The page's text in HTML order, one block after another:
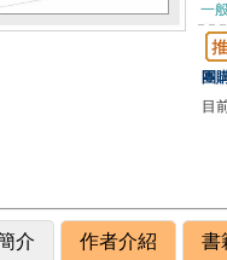
一
團
目
介 作者介紹 書